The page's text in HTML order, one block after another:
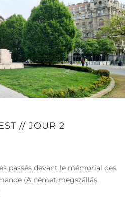
// JOUR 2
passés devant le mémorial des
(A német megszállás